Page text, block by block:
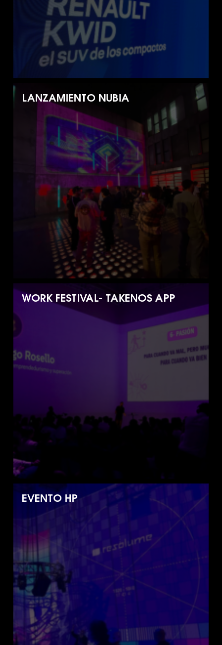
LANZAMIENTO NUBIA
WORK FESTIVAL- TAKENOS APP
EVENTO HP